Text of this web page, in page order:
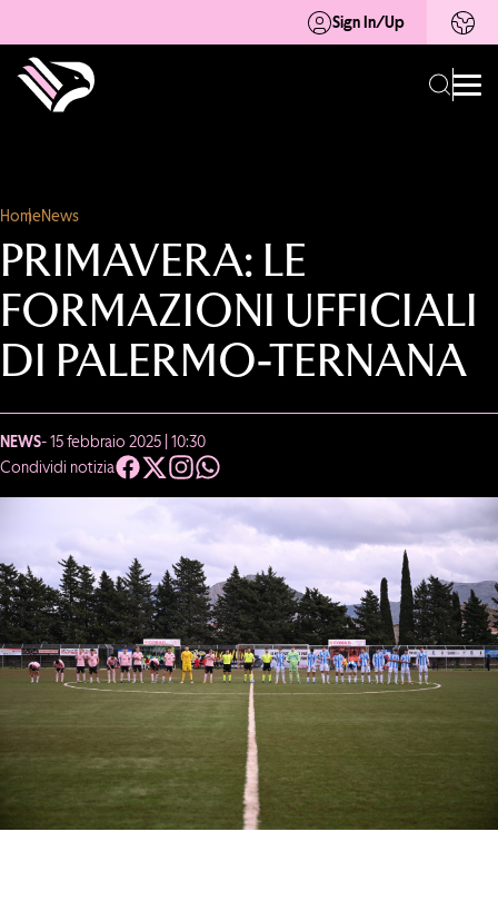
Sign In/Up
HomeNews
PRIMAVERA: LE
FORMAZIONI UFFICIALI
DI PALERMO-TERNANA
NEWS- 15 febbraio 2025 | 10:30
Condividi notizia